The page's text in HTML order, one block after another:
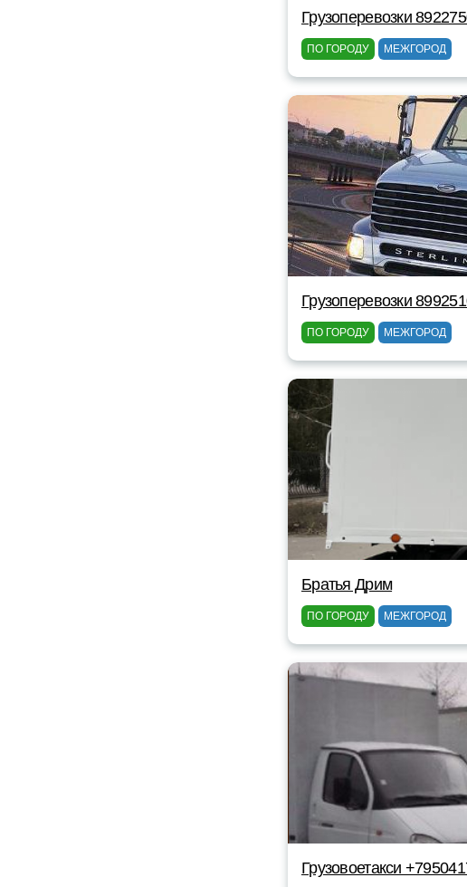
Грузоперевозки
ПО ГОРОДУ МЕЖГОРОД
Грузоперевозки
ПО ГОРОДУ МЕЖГОРОД
Братья Дрим
ПО ГОРОДУ МЕЖГОРОД
Грузовоетакси